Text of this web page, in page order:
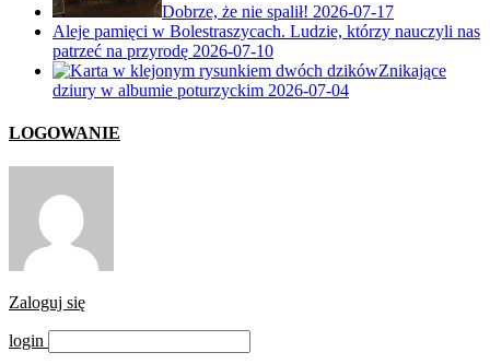
Dobrze, że nie spalił! 2026-07-17
Aleje pamięci w Bolestraszycach. Ludzie, którzy nauczyli nas
patrzeć na przyrodę 2026-07-10
Znikające
dziury w albumie poturzyckim 2026-07-04
LOGOWANIE
Zaloguj się
login